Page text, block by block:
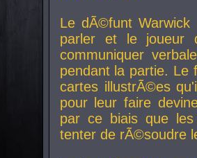
Le dÃ©funt Warwick
parler et le joueur
communiquer
pendant la partie. Le
cartes illustrÃ©es
pour leur faire
par ce biais que
tenter de rÃ©soudre